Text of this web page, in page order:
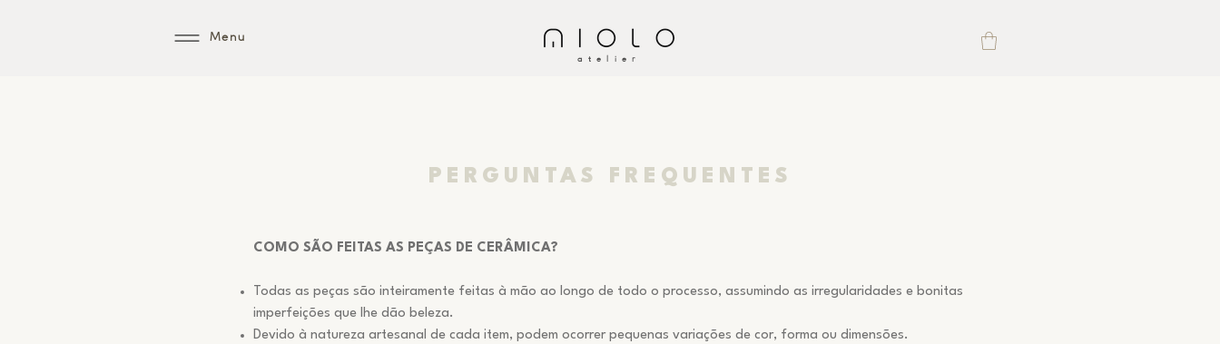
Menu
atelier
PERGUNTAS FREQUENTES
COMO SÃO FEITAS AS PEÇAS DE CERÂMICA?
Todas as peças são inteiramente feitas à mão ao longo de todo o processo, assumindo as irregularidades e bonitas
imperfeições que lhe dão beleza.
Devido à natureza artesanal de cada item, podem ocorrer pequenas variações de cor, forma ou dimensões.